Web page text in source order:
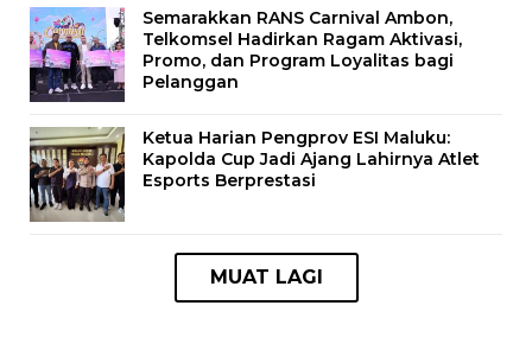
Semarakkan RANS Carnival Ambon,
Telkomsel Hadirkan Ragam Aktivasi,
Promo, dan Program Loyalitas bagi
Pelanggan
Ketua Harian Pengprov ESI Maluku:
Kapolda Cup Jadi Ajang Lahirnya Atlet
Esports Berprestasi